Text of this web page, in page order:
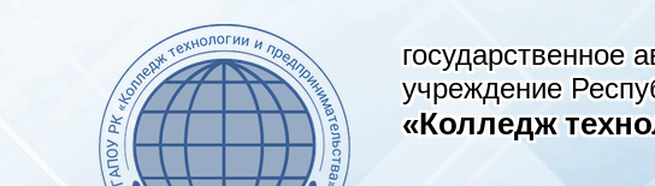
государственное
учреждение
«Колледж